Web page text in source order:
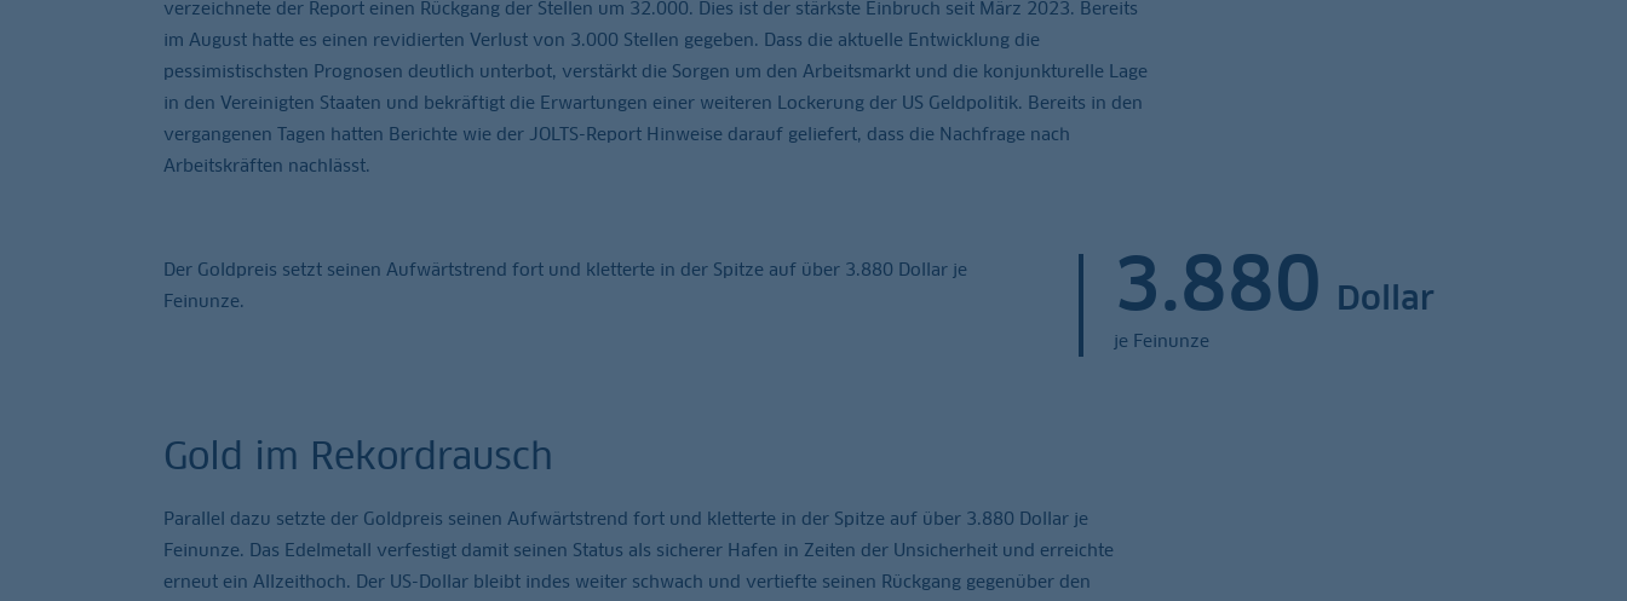
verzeichnete der Report einen Rückgang der Stellen um 32.000. Dies ist der stärkste Einbruch seit März 2023. Bereits
im August hatte es einen revidierten Verlust von 3.000 Stellen gegeben. Dass die aktuelle Entwicklung die
pessimistischsten Prognosen deutlich unterbot, verstärkt die Sorgen um den Arbeitsmarkt und die konjunkturelle Lage
in den Vereinigten Staaten und bekräftigt die Erwartungen einer weiteren Lockerung der US Geldpolitik. Bereits in den
vergangenen Tagen hatten Berichte wie der JOLTS-Report Hinweise darauf geliefert, dass die Nachfrage nach
Arbeitskräften nachlässt.
Der Goldpreis setzt seinen Aufwärtstrend fort und kletterte in der Spitze auf über 3.880 Dollar je
Feinunze.
3.880 Dollar
je Feinunze
Gold im Rekordrausch
Parallel dazu setzte der Goldpreis seinen Aufwärtstrend fort und kletterte in der Spitze auf über 3.880 Dollar je
Feinunze. Das Edelmetall verfestigt damit seinen Status als sicherer Hafen in Zeiten der Unsicherheit und erreichte
erneut ein Allzeithoch. Der US-Dollar bleibt indes weiter schwach und vertiefte seinen Rückgang gegenüber den